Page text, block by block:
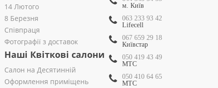
14 Лютого
8 Березня
Співпраця
Фотографії з доставок
Наші Квіткові салони
Салон на Десятинній
Оформлення приміщень
м. Київ
063 233 93 42
Lifecell
067 659 29 18
Київстар
050 419 43 49
МТС
050 410 64 65
МТС